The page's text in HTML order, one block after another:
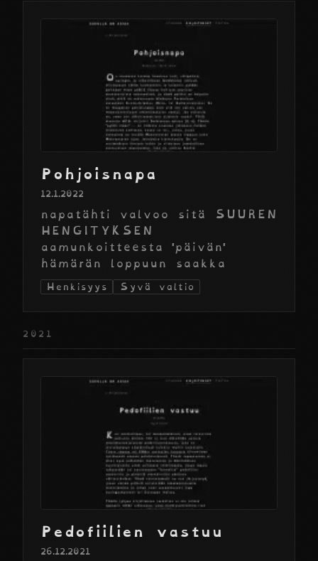
Pohjoisnapa
12.1.2022
napatähti valvoo sitä SUUREN
HENGITYKSEN
aamunkoitteesta 'päivän'
hämärän loppuun saakka
Henkisyys Syvä valtio
2021
Pedofiilien vastuu
26.12.2021